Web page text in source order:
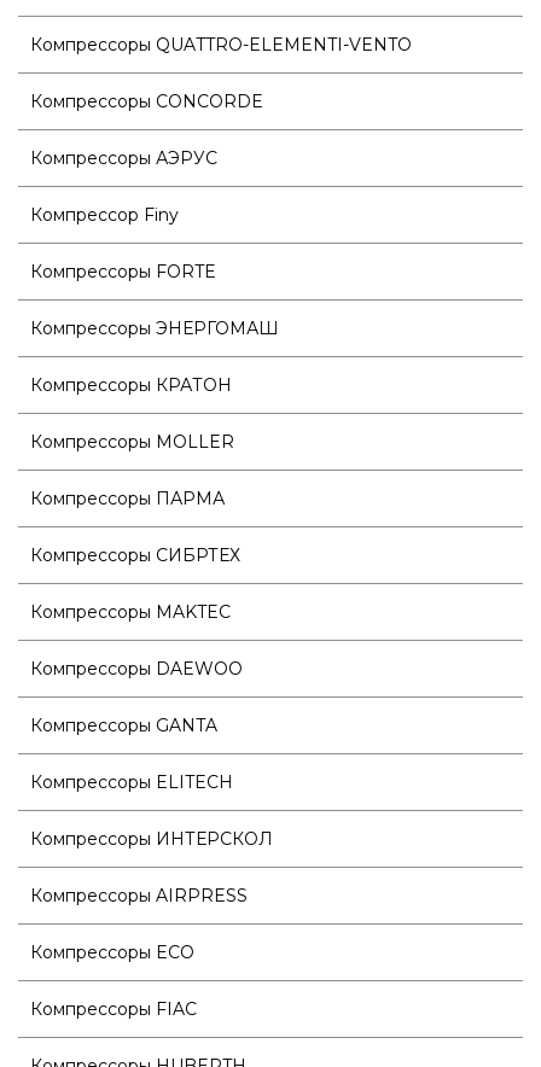
Компрессоры QUATTRO-ELEMENTI-VENTO
Компрессоры CONCORDE
Компрессоры АЭРУС
Компрессор Finy
Компрессоры FORTE
Компрессоры ЭНЕРГОМАШ
Компрессоры КРАТОН
Компрессоры MOLLER
Компрессоры ПАРМА
Компрессоры СИБРТЕХ
Компрессоры MAKTEC
Компрессоры DAEWOO
Компрессоры GANTA
Компрессоры ELITECH
Компрессоры ИНТЕРСКОЛ
Компрессоры AIRPRESS
Компрессоры ECO
Компрессоры FIAC